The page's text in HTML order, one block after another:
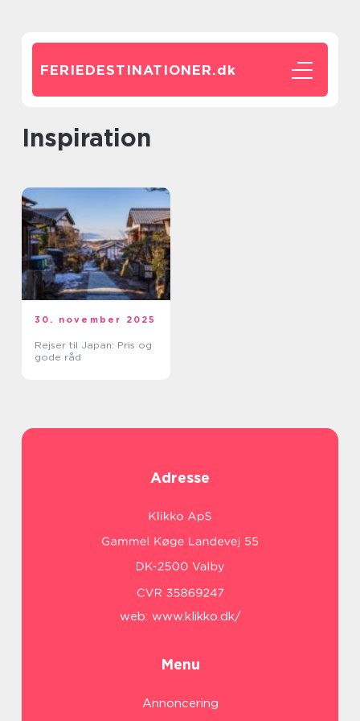
FERIEDESTINATIONER.dk
inspiration
30. november 2025
Rejser til Japan: Pris og
gode råd
Adresse
web: www.klikko.dk/
Menu
Annoncering